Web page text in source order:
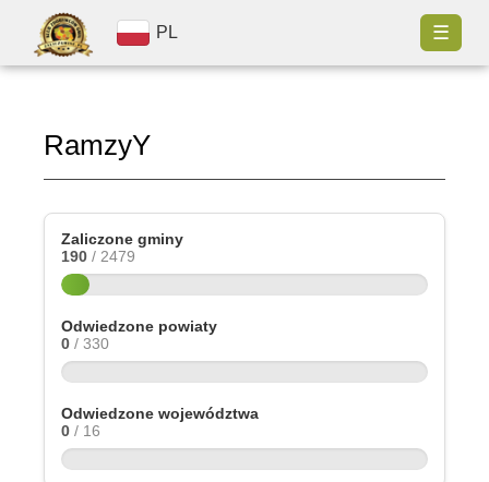
PL ☰
RamzyY
Zaliczone gminy
190 / 2479
Odwiedzone powiaty
0 / 330
Odwiedzone województwa
0 / 16